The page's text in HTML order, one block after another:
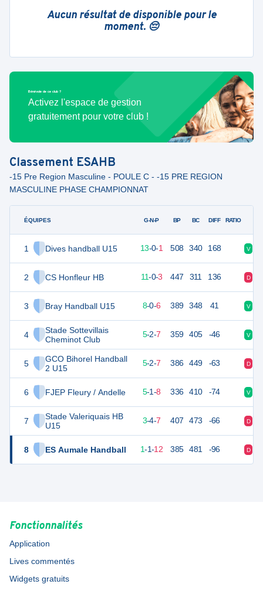
Aucun résultat de disponible pour le
moment. 😔
Bénévole de ce club ?
Activez l'espace de gestion
gratuitement pour votre club !
Classement ESAHB
-15 Pre Region Masculine - POULE C - -15 PRE REGION
MASCULINE PHASE CHAMPIONNAT
ÉQUIPES
1 Dives handball U15
2 CS Honfleur HB
3 Bray Handball U15
4
Stade Sottevillais
Cheminot Club
5
GCO Bihorel Handball
2 U15
6 FJEP Fleury / Andelle
7
Stade Valeriquais HB
U15
8 ES Aumale Handball
G-N-P BP BC DIFF RATIO
40 13-0-1 508 340 168 V
36 11-0-3 447 311 136 D
30 8-0-6 389 348 41 V
26 5-2-7 359 405 -46 V
26 14 5-2-7 386 449 -63 D
25 14 5-1-8 336 410 -74 V
24 14 3-4-7 407 473 -66 D
17 14 1-1-12 385 481 -96 D
Fonctionnalités
Application
Lives commentés
Widgets gratuits